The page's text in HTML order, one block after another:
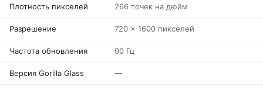
Плотность пикселей 266 точек на дюйм
Разрешение 720 x 1600 пикселей
Частота обновления 90 Гц
Версия Gorilla Glass —